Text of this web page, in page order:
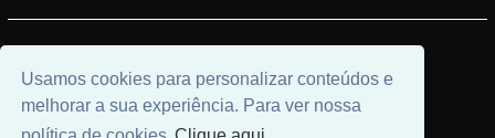
Usamos cookies para personalizar conteúdos e
melhorar a sua experiência. Para ver nossa
Universal Software.